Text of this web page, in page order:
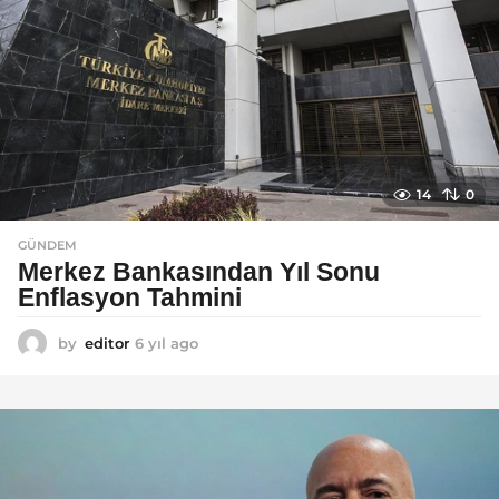
o
14 0
GÜNDEM
Merkez Bankasından Yıl Sonu
Enflasyon Tahmini
by editor 6 yıl ago
l